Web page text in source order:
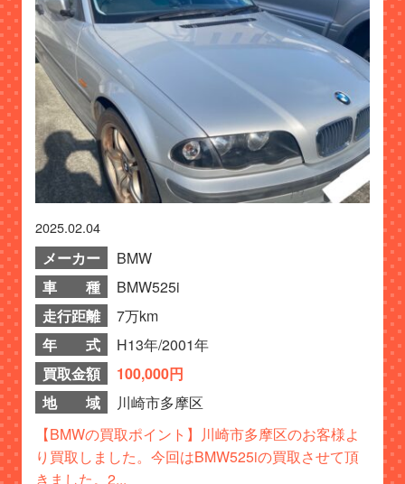
2025.02.04
メーカー
BMW
車 種
BMW525i
走行距離
7万km
年 式
H13年/2001年
買取金額
100,000円
地 域
川崎市多摩区
【BMWの買取ポイント】川崎市多摩区のお客様よ
り買取しました。今回はBMW525iの買取させて頂
きました。2...